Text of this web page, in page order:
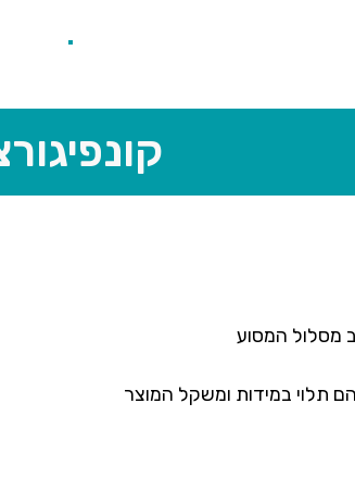
מסלול המסוע
תלוי במידות ומשקל המוצר